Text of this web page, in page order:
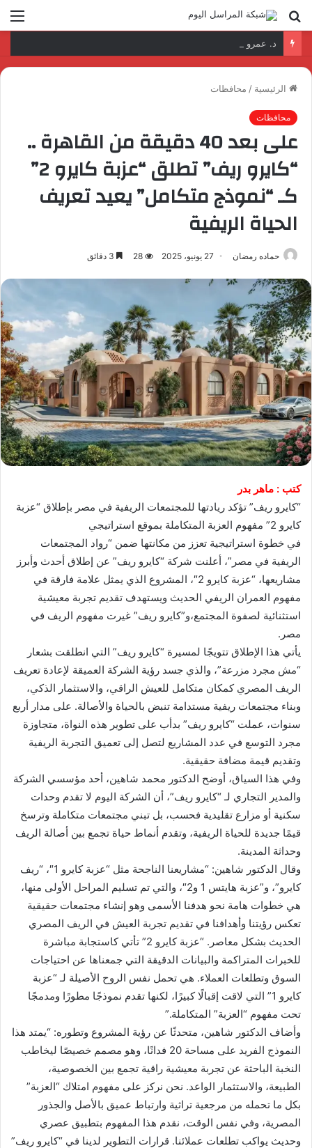
بحث
عن
الرئيسية / محافظات
محافظات
على بعد 40 دقيقة من القاهرة ..
“كايرو ريف” تطلق “عزبة كايرو 2”
كـ “نموذج متكامل” يعيد تعريف
الحياة الريفية
حماده رمضان 27 يونيو، 2025 28
كتب : ماهر بدر
“كايرو ريف” تؤكد ريادتها للمجتمعات الريفية في مصر بإطلاق “عزبة
كايرو 2” مفهوم العزبة المتكاملة بموقع استراتيجي
في خطوة استراتيجية تعزز من مكانتها ضمن “رواد المجتمعات
الريفية في مصر”، أعلنت شركة “كايرو ريف” عن إطلاق أحدث وأبرز
مشاريعها، “عزبة كايرو 2″، المشروع الذي يمثل علامة فارقة في
مفهوم العمران الريفي الحديث ويستهدف تقديم تجربة معيشية
استثنائية لصفوة المجتمع،و”كايرو ريف” غيرت مفهوم الريف في
مصر.
يأتي هذا الإطلاق تتويجًا لمسيرة “كايرو ريف” التي انطلقت بشعار
“مش مجرد مزرعة”، والذي جسد رؤية الشركة العميقة لإعادة تعريف
الريف المصري كمكان متكامل للعيش الراقي، والاستثمار الذكي،
وبناء مجتمعات ريفية مستدامة تنبض بالحياة والأصالة. على مدار أربع
سنوات، عملت “كايرو ريف” بدأب على تطوير هذه النواة، متجاوزة
مجرد التوسع في عدد المشاريع لتصل إلى تعميق التجربة الريفية
وتقديم قيمة مضافة حقيقية.
وفي هذا السياق، أوضح الدكتور محمد شاهين، أحد مؤسسي الشركة
والمدير التجاري لـ “كايرو ريف”، أن الشركة اليوم لا تقدم وحدات
سكنية أو مزارع تقليدية فحسب، بل تبني مجتمعات متكاملة وترسخ
قيمًا جديدة للحياة الريفية، وتقدم أنماط حياة تجمع بين أصالة الريف
وحداثة المدينة.
وقال الدكتور شاهين: “مشاريعنا الناجحة مثل “عزبة كايرو 1″، “ريف
كايرو”، و”عزبة هايتس 1 و2″، والتي تم تسليم المراحل الأولى منها،
هي خطوات هامة نحو هدفنا الأسمى وهو إنشاء مجتمعات حقيقية
تعكس رؤيتنا وأهدافنا في تقديم تجربة العيش في الريف المصري
الحديث بشكل معاصر. “عزبة كايرو 2” تأتي كاستجابة مباشرة
للخبرات المتراكمة والبيانات الدقيقة التي جمعناها عن احتياجات
السوق وتطلعات العملاء. هي تحمل نفس الروح الأصيلة لـ “عزبة
كايرو 1” التي لاقت إقبالًا كبيرًا، لكنها تقدم نموذجًا مطورًا ومدمجًا
تحت مفهوم “العزبة” المتكاملة.”
وأضاف الدكتور شاهين، متحدثًا عن رؤية المشروع وتطوره: “يمتد هذا
النموذج الفريد على مساحة 20 فدانًا، وهو مصمم خصيصًا ليخاطب
النخبة الباحثة عن تجربة معيشية راقية تجمع بين الخصوصية،
الطبيعة، والاستثمار الواعد. نحن نركز على مفهوم امتلاك “العزبة”
بكل ما تحمله من مرجعية تراثية وارتباط عميق بالأصل والجذور
المصرية، وفي نفس الوقت، نقدم هذا المفهوم بتطبيق عصري
وحديث يواكب تطلعات عملائنا. قرارات التطوير لدينا في “كايرو ريف”